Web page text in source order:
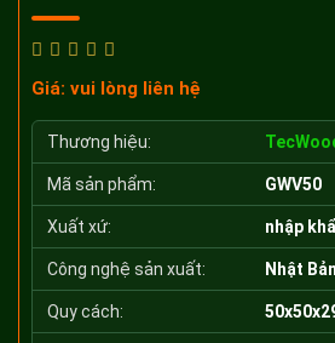
Giá: vui lòng liên hệ
Thương hiệu:
Mã sản phẩm: GWV50
Xuất xứ: nhập
Công nghệ sản xuất: Nhật Bản
Quy cách: